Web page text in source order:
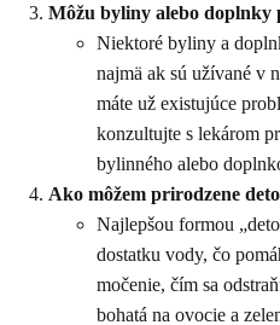
Môžu byliny alebo doplnky
Niektoré byliny a
najmä ak sú užívané v
máte už existujúce
konzultujte s lekárom
bylinného alebo
Ako môžem prirodzene
Najlepšou formou
dostatku vody, čo
močenie, čím sa
bohatá na ovocie a